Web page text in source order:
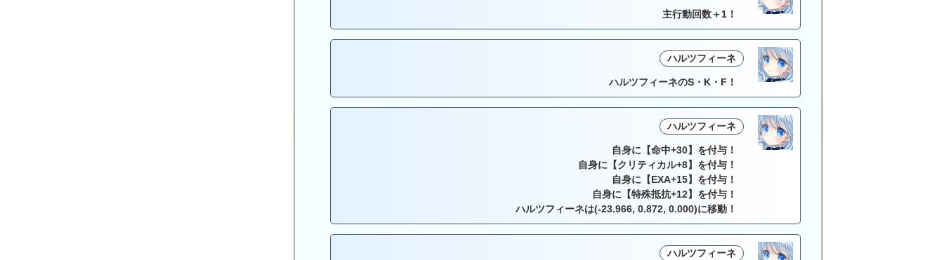
主行動回数＋1！
ハルツフィーネ
ハルツフィーネのS・K・F！
ハルツフィーネ
自身に【命中+30】を付与！
自身に【クリティカル+8】を付与！
自身に【EXA+15】を付与！
自身に【特殊抵抗+12】を付与！
ハルツフィーネは(-23.966, 0.872, 0.000)に移動！
ハルツフィーネ